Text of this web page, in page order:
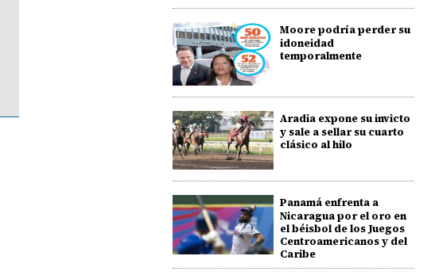
Moore podría perder su
idoneidad
temporalmente
Aradia expone su invicto
y sale a sellar su cuarto
clásico al hilo
Panamá enfrenta a
Nicaragua por el oro en
el béisbol de los Juegos
Centroamericanos y del
Caribe